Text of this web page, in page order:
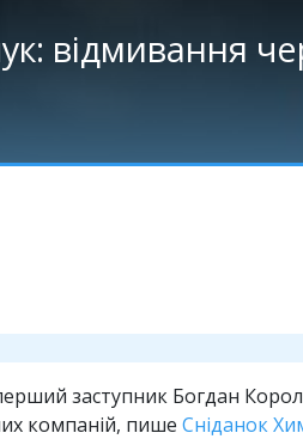
відмивання
заступник Богдан
компаній, пише Сніданок